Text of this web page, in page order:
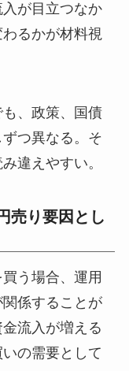
が目立つなか
るかが材料視
、政策、国債
つ異なる。そ
違えやすい。
売り要因とし
う場合、運用
係することが
流入が増える
の需要として